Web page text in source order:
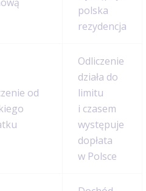
polska
rezydencja
od
Odliczenie
działa do
limitu
i czasem
występuje
dopłata
w Polsce